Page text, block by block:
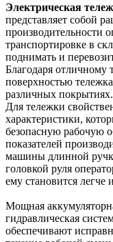
Электрическая
представляет собой
производительности
транспортировке в
поднимать и
Благодаря
поверхностью
различных покрытиях.
Для тележки
характеристики,
безопасную рабочую
показателей
машины длинной
головкой руля
ему становится легче
Мощная
гидравлическая
обеспечивают